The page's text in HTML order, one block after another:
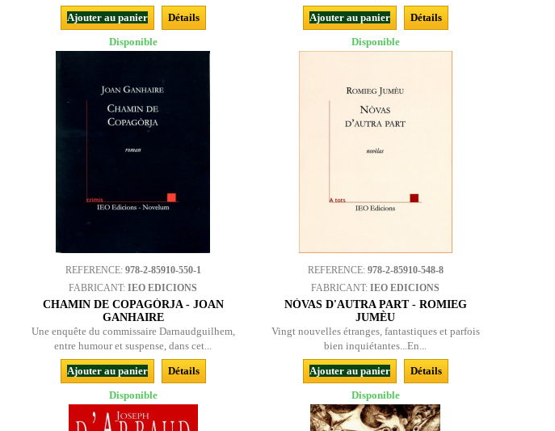
Ajouter au panier
Détails
Disponible
Ajouter au panier
Détails
Disponible
REFERENCE: 978-2-85910-550-1
FABRICANT:IEO EDICIONS
CHAMIN DE COPAGÒRJA - JOAN
GANHAIRE
Une enquête du commissaire Darnaudguilhem,
entre humour et suspense, dans cet...
Ajouter au panier
Détails
Disponible
REFERENCE: 978-2-85910-548-8
FABRICANT:IEO EDICIONS
NÒVAS D'AUTRA PART - ROMIEG
JUMÈU
Vingt nouvelles étranges, fantastiques et parfois
bien inquiétantes...En...
Ajouter au panier
Détails
Disponible